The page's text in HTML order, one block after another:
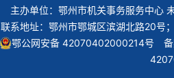
主办单位：鄂州市机关事务服务中心
联系地址：鄂州市鄂城区滨湖北路20
鄂公网安备 42070402000214号 备